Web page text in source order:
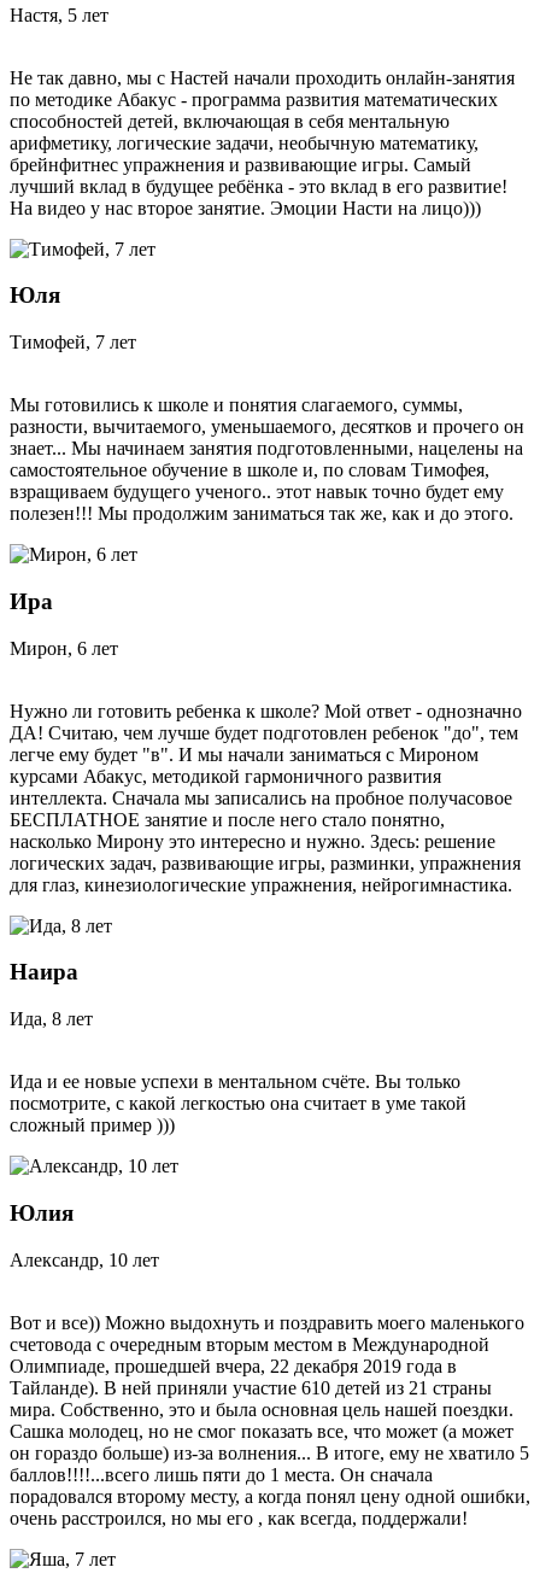
Настя, 5 лет
Не так давно, мы с Настей начали проходить онлайн-занятия
по методике Абакус - программа развития математических
способностей детей, включающая в себя ментальную
арифметику, логические задачи, необычную математику,
брейнфитнес упражнения и развивающие игры. Самый
лучший вклад в будущее ребёнка - это вклад в его развитие!
На видео у нас второе занятие. Эмоции Насти на лицо)))
Юля
Тимофей, 7 лет
Мы готовились к школе и понятия слагаемого, суммы,
разности, вычитаемого, уменьшаемого, десятков и прочего он
знает... Мы начинаем занятия подготовленными, нацелены на
самостоятельное обучение в школе и, по словам Тимофея,
взращиваем будущего ученого.. этот навык точно будет ему
полезен!!! Мы продолжим заниматься так же, как и до этого.
Ира
Мирон, 6 лет
Нужно ли готовить ребенка к школе? Мой ответ - однозначно
ДА! Считаю, чем лучше будет подготовлен ребенок "до", тем
легче ему будет "в". И мы начали заниматься с Мироном
курсами Абакус, методикой гармоничного развития
интеллекта. Сначала мы записались на пробное получасовое
БЕСПЛАТНОЕ занятие и после него стало понятно,
насколько Мирону это интересно и нужно. Здесь: решение
логических задач, развивающие игры, разминки, упражнения
для глаз, кинезиологические упражнения, нейрогимнастика.
Наира
Ида, 8 лет
Ида и ее новые успехи в ментальном счёте. Вы только
посмотрите, с какой легкостью она считает в уме такой
сложный пример )))
Юлия
Александр, 10 лет
Вот и все)) Можно выдохнуть и поздравить моего маленького
счетовода с очередным вторым местом в Международной
Олимпиаде, прошедшей вчера, 22 декабря 2019 года в
Тайланде). В ней приняли участие 610 детей из 21 страны
мира. Собственно, это и была основная цель нашей поездки.
Сашка молодец, но не смог показать все, что может (а может
он гораздо больше) из-за волнения... В итоге, ему не хватило 5
баллов!!!!...всего лишь пяти до 1 места. Он сначала
порадовался второму месту, а когда понял цену одной ошибки,
очень расстроился, но мы его , как всегда, поддержали!